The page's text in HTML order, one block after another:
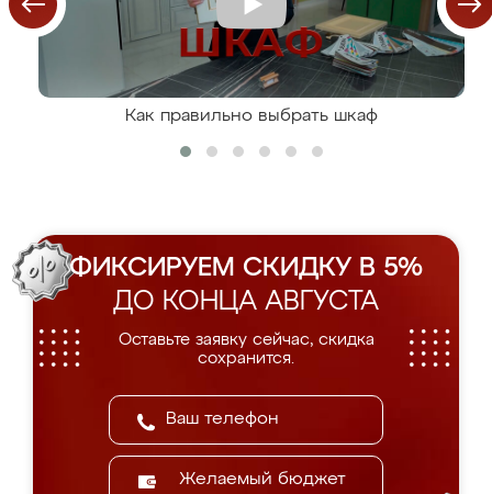
Как правильно выбрать шкаф
ФИКСИРУЕМ СКИДКУ В 5%
ДО КОНЦА АВГУСТА
Оставьте заявку сейчас, скидка
сохранится.
Желаемый бюджет